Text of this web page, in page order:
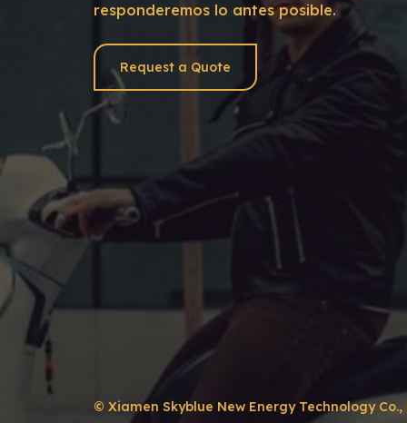
responderemos lo antes posible.
Request a Quote
© Xiamen Skyblue New Energy Technology